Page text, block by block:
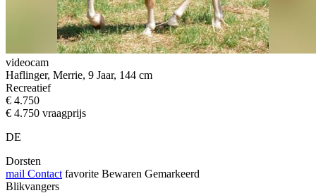
videocam
Haflinger, Merrie, 9 Jaar, 144 cm
Recreatief
€ 4.750
€ 4.750 vraagprijs
DE
Dorsten
mail Contact favorite Bewaren Gemarkeerd
Blikvangers